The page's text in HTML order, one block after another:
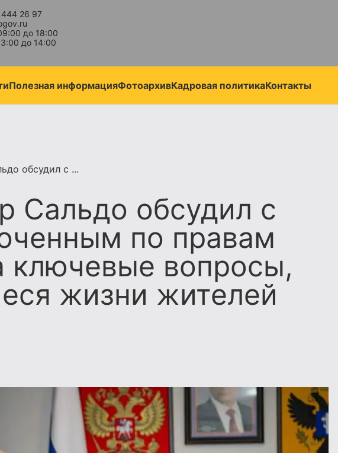
444 26 97
до 18:00
до 14:00
Полезная информацияФотоархивКадровая политикаКонтакты
обсудил с ...
Сальдо обсудил с
по правам
ключевые вопросы,
жизни жителей